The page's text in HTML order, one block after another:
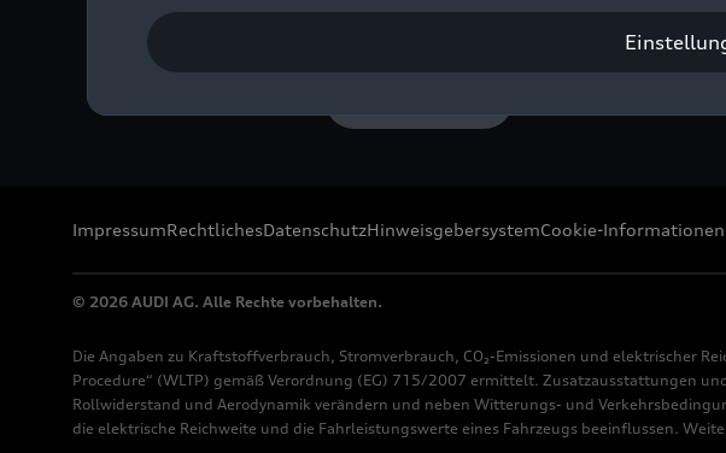
Rechte: Verwendung für Pressezwecke
ImpressumRechtlichesDatenschutzHinweisgebersystemCookie-Informationen
© 2026 AUDI AG. Alle Rechte vorbehalten.
Die Angaben zu Kraftstoffverbrauch, Stromverbrauch, CO₂-Emissionen und elektrischer
Procedure“ (WLTP) gemäß Verordnung (EG) 715/2007 ermittelt. Zusatzausstattungen
Rollwiderstand und Aerodynamik verändern und neben Witterungs- und
die elektrische Reichweite und die Fahrleistungswerte eines Fahrzeugs beeinflussen.